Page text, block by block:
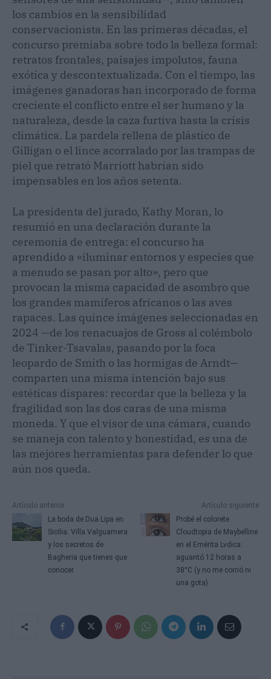
los cambios en la sensibilidad
conservacionista. En las primeras décadas, el
concurso premiaba sobre todo la belleza formal:
retratos frontales, paisajes impolutos, fauna
exótica y descontextualizada. Con el tiempo, las
imágenes ganadoras han incorporado de forma
creciente el conflicto entre el ser humano y la
naturaleza, desde la caza furtiva hasta la crisis
climática. La pardela rellena de plástico de
Gilligan o el lince acorralado por las trampas de
piel que retrató Marriott habrían sido
impensables en los años setenta.
La presidenta del jurado, Kathy Moran, lo
resumió en una declaración durante la
ceremonia de entrega: el concurso ha
aprendido a «iluminar entornos y especies que
a menudo se pasan por alto», pero que
provocan la misma capacidad de asombro que
los grandes mamíferos africanos o las aves
rapaces. Las quince imágenes seleccionadas en
2024 —de los renacuajos de Gross al colémbolo
de Tinker-Tsavalas, pasando por la foca
leopardo de Smith o las hormigas de Arndt—
comparten una misma intención bajo sus
estéticas dispares: recordar que la belleza y la
fragilidad son las dos caras de una misma
moneda. Y que el visor de una cámara, cuando
se maneja con talento y honestidad, es una de
las mejores herramientas para defender lo que
aún nos queda.
Artículo anterior
La boda de Dua Lipa en
Sicilia: Villa Valguarnera
y los secretos de
Bagheria que tienes que
conocer
Artículo siguiente
Probé el colorete
Cloudtopia de Maybelline
en el Emérita Lvdica:
aguantó 12 horas a
38°C (y no me corrió ni
una gota)